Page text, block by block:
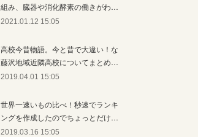
組み、臓器や消化酵素の働きがわ…
2021.01.12 15:05
高校今昔物語。今と昔で大違い！な
藤沢地域近隣高校についてまとめ…
2019.04.01 15:05
世界一速いもの比べ！秒速でランキ
ングを作成したのでちょっとだけ…
2019.03.16 15:05